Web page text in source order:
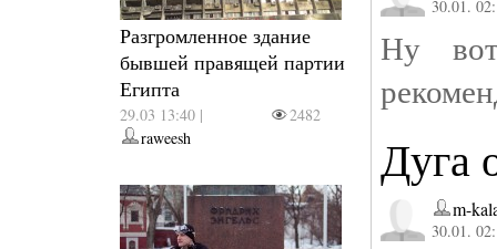
Разгромленное здание
бывшей правящей партии
Египта
29.03 13:40 |
2482
raweesh
30.01.
Ну
Дуга
m-
30.01.